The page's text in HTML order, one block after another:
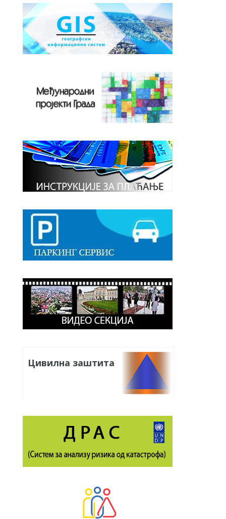
Цивилна заштита